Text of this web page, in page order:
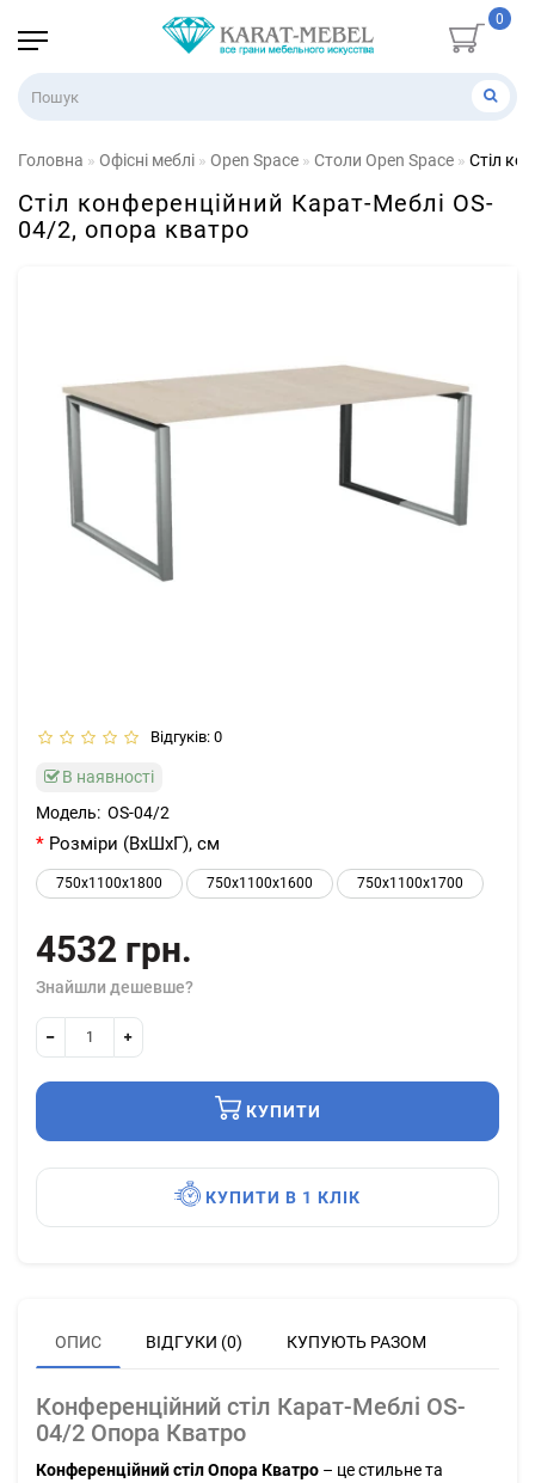
0
Головна Офісні меблі Open Space Столи Open Space Стіл
Стіл конференційний Карат-Меблі OS-
04/2, опора кватро
Відгуків: 0
В наявності
Модель: OS-04/2
Розміри (ВхШхГ), см
750x1100x1800 750x1100x1600 750x1100x1700
4532 грн.
Знайшли дешевше?
КУПИТИ
КУПИТИ В 1 КЛІК
ОПИС ВІДГУКИ (0) КУПУЮТЬ РАЗОМ
Конференційний стіл Карат-Меблі OS-
04/2 Опора Кватро
Конференційний стіл Опора Кватро – це стильне та